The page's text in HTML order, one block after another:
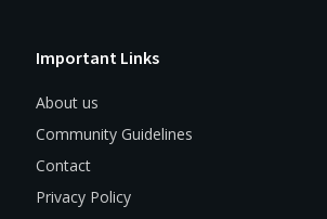
Important Links
About us
Community Guidelines
Contact
Privacy Policy